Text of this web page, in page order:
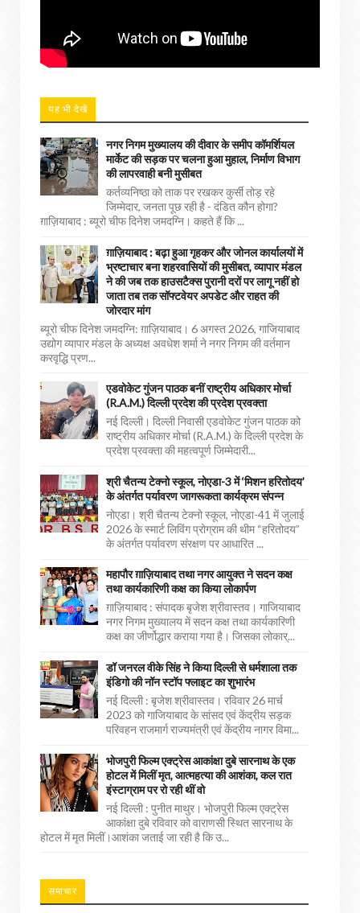
यह भी देखें
नगर निगम मुख्यालय की दीवार के समीप कॉमर्शियल
मार्केट की सड़क पर चलना हुआ मुहाल, निर्माण विभाग
की लापरवाही बनी मुसीबत
कर्तव्यनिष्ठा को ताक पर रखकर कुर्सी तोड़ रहे
जिम्मेदार, जनता पूछ रही है - दंडित कौन होगा?
ग़ाज़ियाबाद : ब्यूरो चीफ दिनेश जमदग्नि। कहते हैं कि ...
ग़ाज़ियाबाद : बढ़ा हुआ गृहकर और जोनल कार्यालयों में
भ्रष्टाचार बना शहरवासियों की मुसीबत, व्यापार मंडल
ने की जब तक हाउसटैक्स पुरानी दरों पर लागू नहीं हो
जाता तब तक सॉफ्टवेयर अपडेट और राहत की
जोरदार मांग
ब्यूरो चीफ दिनेश जमदग्नि: ग़ाज़ियाबाद। 6 अगस्त 2026, गाजियाबाद
उद्योग व्यापार मंडल के अध्यक्ष अवधेश शर्मा ने नगर निगम की वर्तमान
करवृद्धि प्रण...
एडवोकेट गुंजन पाठक बनीं राष्ट्रीय अधिकार मोर्चा
(R.A.M.) दिल्ली प्रदेश की प्रदेश प्रवक्ता
नई दिल्ली। दिल्ली निवासी एडवोकेट गुंजन पाठक को
राष्ट्रीय अधिकार मोर्चा (R.A.M.) के दिल्ली प्रदेश के
प्रदेश प्रवक्ता की महत्वपूर्ण जिम्मेदारी...
श्री चैतन्य टेक्नो स्कूल, नोएडा-3 में ‘मिशन हरितोदय’
के अंतर्गत पर्यावरण जागरूकता कार्यक्रम संपन्न
नोएडा। श्री चैतन्य टेक्नो स्कूल, नोएडा-41 में जुलाई
2026 के स्मार्ट लिविंग प्रोग्राम की थीम “हरितोदय”
के अंतर्गत पर्यावरण संरक्षण पर आधारित ...
महापौर ग़ाज़ियाबाद तथा नगर आयुक्त ने सदन कक्ष
तथा कार्यकारिणी कक्ष का किया लोकार्पण
ग़ाज़ियाबाद : संपादक बृजेश श्रीवास्तव। गाजियाबाद
नगर निगम मुख्यालय में सदन कक्ष तथा कार्यकारिणी
कक्ष का जीर्णोद्धार कराया गया है। जिसका लोकार्...
डॉ जनरल वीके सिंह ने किया दिल्ली से धर्मशाला तक
इंडिगो की नॉन स्टॉप फ्लाइट का शुभारंभ
नई दिल्ली : बृजेश श्रीवास्तव। रविवार 26 मार्च
2023 को गाजियाबाद के सांसद एवं केंद्रीय सड़क
परिवहन राजमार्ग राज्यमंत्री एवं केंद्रीय नागर विमा...
भोजपुरी फिल्म एक्ट्रेस आकांक्षा दुबे सारनाथ के एक
होटल में मिलीं मृत, आत्महत्या की आशंका, कल रात
इंस्टाग्राम पर रो रही थीं वो
नई दिल्ली : पुनीत माथुर। भोजपुरी फिल्म एक्ट्रेस
आकांक्षा दुबे रविवार को वाराणसी स्थित सारनाथ के
होटल में मृत मिलीं।आशंका जताई जा रही है कि उ...
समाचार